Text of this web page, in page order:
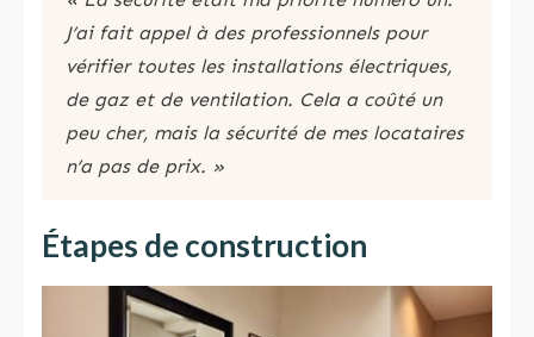
J’ai fait appel à des professionnels pour
vérifier toutes les installations électriques,
de gaz et de ventilation. Cela a coûté un
peu cher, mais la sécurité de mes locataires
n’a pas de prix. »
Étapes de construction